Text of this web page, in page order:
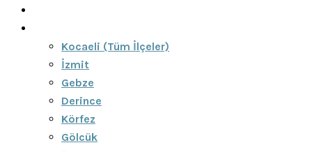
Kocaeli (Tüm İlçeler)
İzmit
Gebze
Derince
Körfez
Gölcük